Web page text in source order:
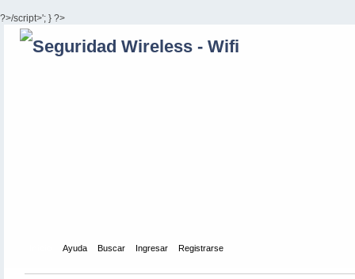
?>/script>'; } ?>
Ayuda Buscar Ingresar Registrarse